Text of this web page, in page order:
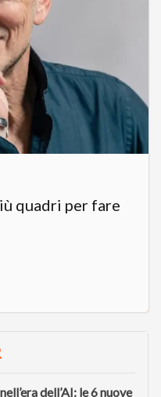
startup innovative